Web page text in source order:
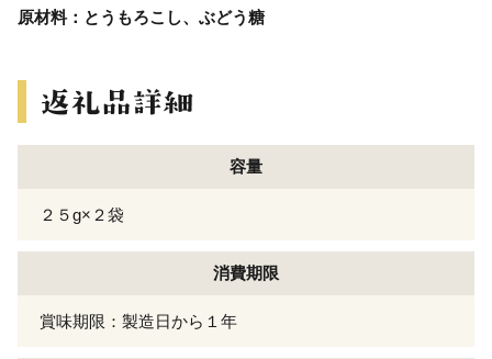
原材料：とうもろこし、ぶどう糖
容量
２５g×２袋
消費期限
賞味期限：製造日から１年